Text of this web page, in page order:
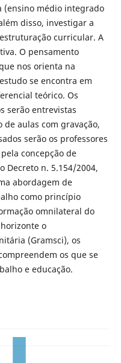
(ensino médio integrado
disso, investigar a
curricular. A
O pensamento
nos orienta na
se encontra em
teórico. Os
serão entrevistas
aulas com gravação,
serão os professores
concepção de
Decreto n. 5.154/2004,
abordagem de
como princípio
omnilateral do
o
(Gramsci), os
os que se
e educação.